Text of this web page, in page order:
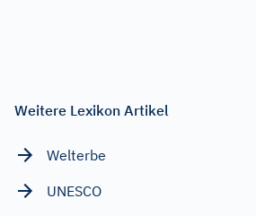
Weitere Lexikon Artikel
Welterbe
UNESCO